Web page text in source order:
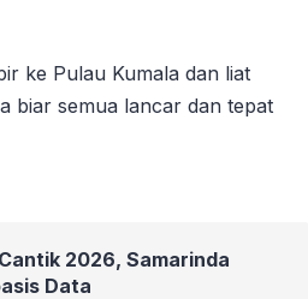
ke Pulau Kumala dan liat
biar semua lancar dan tepat
2026, Samarinda
Data